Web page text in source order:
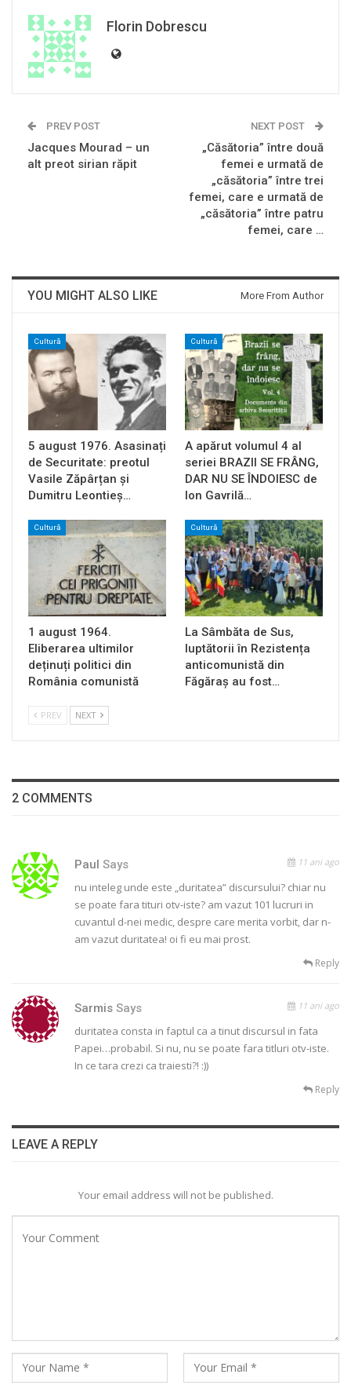
Florin Dobrescu
PREV POST
Jacques Mourad – un
alt preot sirian răpit
NEXT POST
„Căsătoria” între două
femei e urmată de
„căsătoria” între trei
femei, care e urmată de
„căsătoria” între patru
femei, care …
YOU MIGHT ALSO LIKE More From Author
Cultură
5 august 1976. Asasinați
de Securitate: preotul
Vasile Zăpârțan și
Dumitru Leontieș…
Cultură
A apărut volumul 4 al
seriei BRAZII SE FRÂNG,
DAR NU SE ÎNDOIESC de
Ion Gavrilă…
Cultură
1 august 1964.
Eliberarea ultimilor
deținuți politici din
România comunistă
Cultură
La Sâmbăta de Sus,
luptătorii în Rezistența
anticomunistă din
Făgăraș au fost…
PREV NEXT
2 COMMENTS
Paul Says 11 ani ago
nu inteleg unde este „duritatea” discursului? chiar nu
se poate fara tituri otv-iste? am vazut 101 lucruri in
cuvantul d-nei medic, despre care merita vorbit, dar n-
am vazut duritatea! oi fi eu mai prost.
Reply
Sarmis Says 11 ani ago
duritatea consta in faptul ca a tinut discursul in fata
Papei…probabil. Si nu, nu se poate fara titluri otv-iste.
In ce tara crezi ca traiesti?! :))
Reply
LEAVE A REPLY
Your email address will not be published.